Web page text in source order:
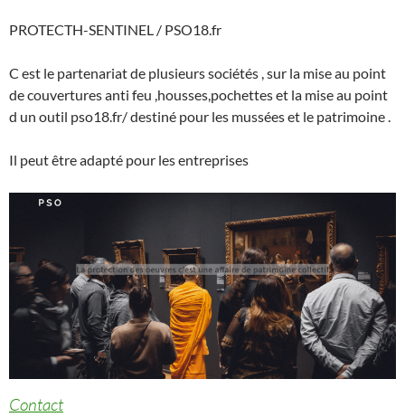
PROTECTH-SENTINEL / PSO18.fr
C est le partenariat de plusieurs sociétés , sur la mise au point
de couvertures anti feu ,housses,pochettes et la mise au point
d un outil pso18.fr/ destiné pour les mussées et le patrimoine .
Il peut être adapté pour les entreprises
Contact